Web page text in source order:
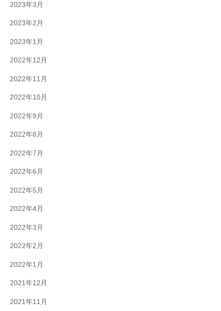
2023年3月
2023年2月
2023年1月
2022年12月
2022年11月
2022年10月
2022年9月
2022年8月
2022年7月
2022年6月
2022年5月
2022年4月
2022年3月
2022年2月
2022年1月
2021年12月
2021年11月